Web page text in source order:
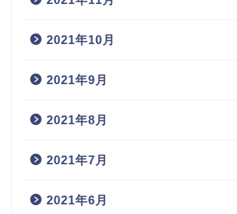
2021年10月
2021年9月
2021年8月
2021年7月
2021年6月